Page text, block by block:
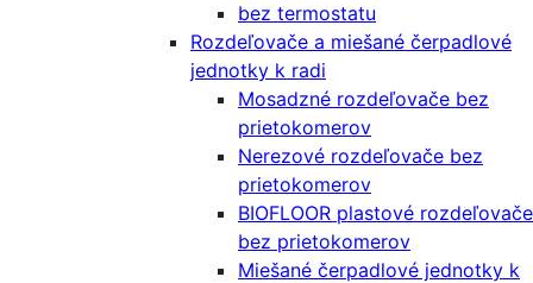
bez termostatu
Rozdeľovače a miešané čerpadlové
jednotky k radi
Mosadzné rozdeľovače bez
prietokomerov
Nerezové rozdeľovače bez
prietokomerov
BIOFLOOR plastové rozdeľovače
bez prietokomerov
Miešané čerpadlové jednotky k